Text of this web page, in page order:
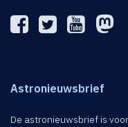
Astronieuwsbrief
De astronieuwsbrief is